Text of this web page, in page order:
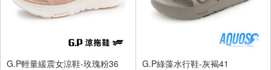
G.P輕量緩震女涼鞋-玫瑰粉36
G.P綠藻水行鞋-灰褐41